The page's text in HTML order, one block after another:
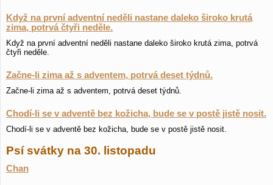
Když na první adventní neděli nastane daleko široko krutá
zima, potrvá čtyři neděle.
Když na první adventní neděli nastane daleko široko krutá zima, potrvá
čtyři neděle.
Začne-li zima až s adventem, potrvá deset týdnů.
Začne-li zima až s adventem, potrvá deset týdnů.
Chodí-li se v adventě bez kožicha, bude se v postě jistě nosit.
Chodí-li se v adventě bez kožicha, bude se v postě jistě nosit.
Psí svátky na 30. listopadu
Chan